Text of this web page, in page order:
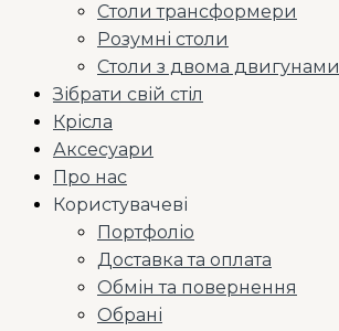
Столи трансформери
Розумні столи
Столи з двома двигунами
Зібрати свій стіл
Крісла
Аксесуари
Про нас
Користувачеві
Портфоліо
Доставка та оплата
Обмін та повернення
Обрані